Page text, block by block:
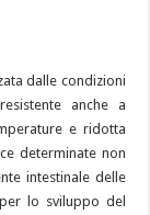
dalle condizioni
anche a
e ridotta
determinate non
intestinale delle
lo sviluppo del